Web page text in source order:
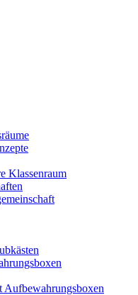
Klassenraum
Aufbewahrungsboxen